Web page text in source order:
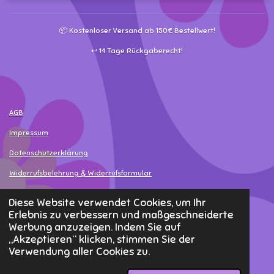
Diese Website verwendet Cookies, um Ihr
Erlebnis zu verbessern und maßgeschneiderte
Werbung anzuzeigen. Indem Sie auf
„Akzeptieren“ klicken, stimmen Sie der
Verwendung aller Cookies zu.
📦 Kostenloser Versand ab 150€ Bestellwert!
↩️ 14 Tage Rückgaberecht!
AGB
Impressum
Datenschutzerklärung
Widerrufsbelehrung & Widerrufsformular
Widerruf erklären
© 2025 - 2026 MamaLea